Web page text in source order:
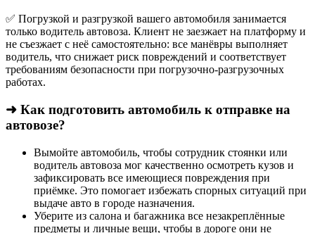
✅ Погрузкой и разгрузкой вашего автомобиля занимается
только водитель автовоза. Клиент не заезжает на платформу и
не съезжает с неё самостоятельно: все манёвры выполняет
водитель, что снижает риск повреждений и соответствует
требованиям безопасности при погрузочно-разгрузочных
работах.
➜ Как подготовить автомобиль к отправке на
автовозе?
Вымойте автомобиль, чтобы сотрудник стоянки или
водитель автовоза мог качественно осмотреть кузов и
зафиксировать все имеющиеся повреждения при
приёмке. Это помогает избежать спорных ситуаций при
выдаче авто в городе назначения.
Уберите из салона и багажника все незакреплённые
предметы и личные вещи, чтобы в дороге они не